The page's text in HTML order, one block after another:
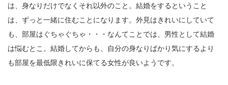
は、身なりだけでなくそれ以外のこと。結婚をするということ
は、ずっと一緒に住むことになります。外見はきれいにしていて
も、部屋はぐちゃぐちゃ・・・なんてことでは、男性として結婚
は悩むとこ。結婚してからも、自分の身なりばかり気にするより
も部屋を最低限きれいに保てる女性が良いようです。